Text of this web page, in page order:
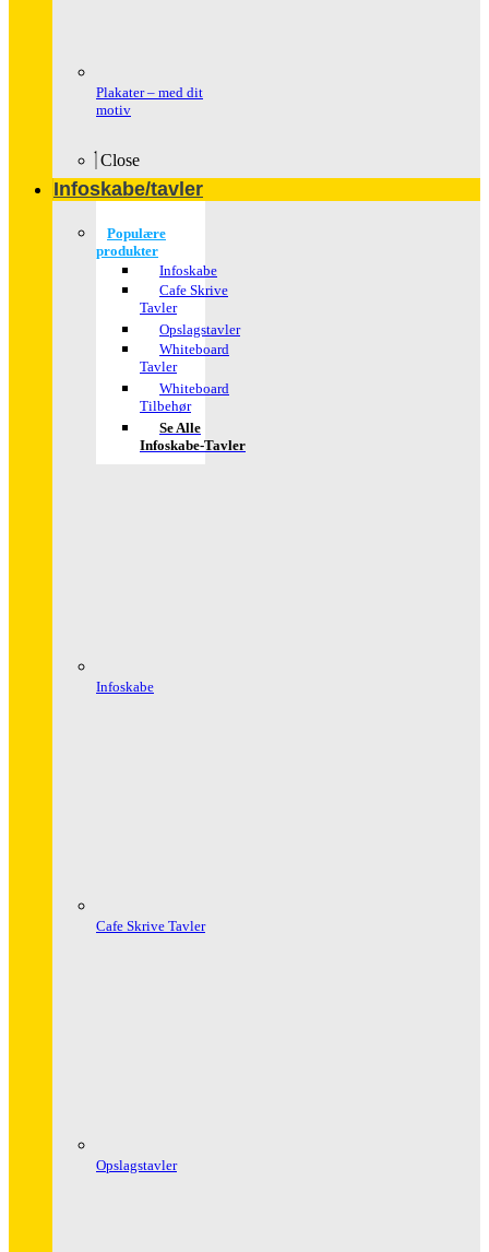
Plakater – med dit
motiv
Close
Infoskabe/tavler
Populære
produkter
Infoskabe
Cafe Skrive
Tavler
Opslagstavler
Whiteboard
Tavler
Whiteboard
Tilbehør
Se Alle
Infoskabe-Tavler
Infoskabe
Cafe Skrive Tavler
Opslagstavler